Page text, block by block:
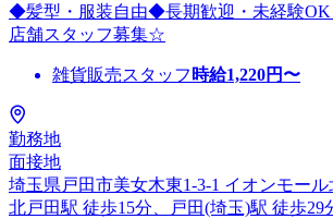
◆髪型・服装自由◆長期歓迎・未経験
店舗スタッフ募集☆
雑貨販売スタッフ 時給1,220円〜
勤務地
面接地
埼玉県戸田市美女木東1-3-1 イオンモール
北戸田駅 徒歩15分、戸田(埼玉)駅 徒歩29